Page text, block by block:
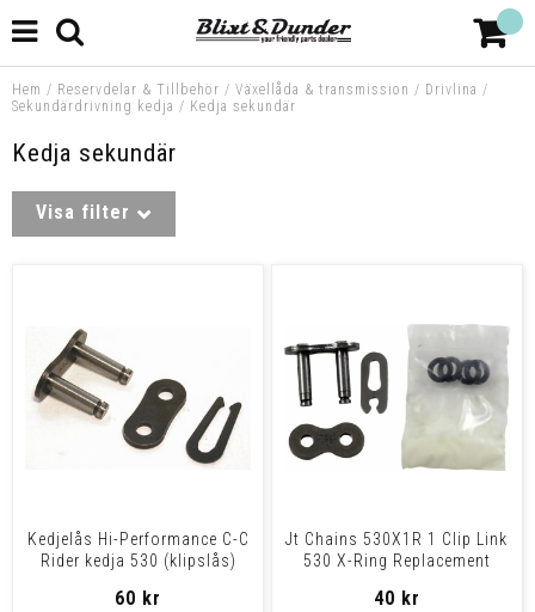
Hem / Reservdelar & Tillbehör / Växellåda & transmission / Drivlina /
Sekundärdrivning kedja / Kedja sekundär
Kedja sekundär
Visa filter
Kedjelås Hi-Performance C-C
Rider kedja 530 (klipslås)
60 kr
Jt Chains 530X1R 1 Clip Link
530 X-Ring Replacement
40 kr